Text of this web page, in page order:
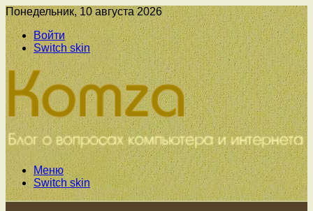
Понедельник, 10 августа 2026
Войти
Switch skin
Меню
Switch skin